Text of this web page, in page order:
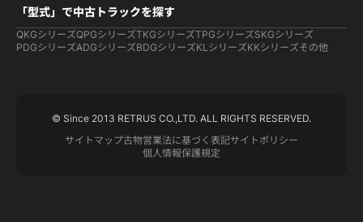
「型式」で中古トラックを探す
QKGシリーズQPGシリーズTKGシリーズTPGシリーズSKGシリーズ
PDGシリーズADGシリーズBDGシリーズKLシリーズKKシリーズその他
© Since 2013 RETRUS CO.,LTD. ALL RIGHTS RESERVED.
サイトマップ古物営業法に基づく表記サイトポリシー
個人情報保護規定